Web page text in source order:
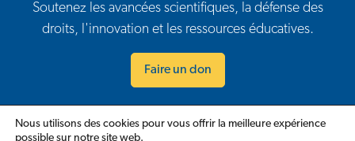
Soutenez les avancées scientifiques, la défense des
droits, l'innovation et les ressources éducatives.
Faire un don
Nous Carrières Politiques Évènements Bénévolat
Nous utilisons des cookies pour vous offrir la meilleure expérience
possible sur notre site web.